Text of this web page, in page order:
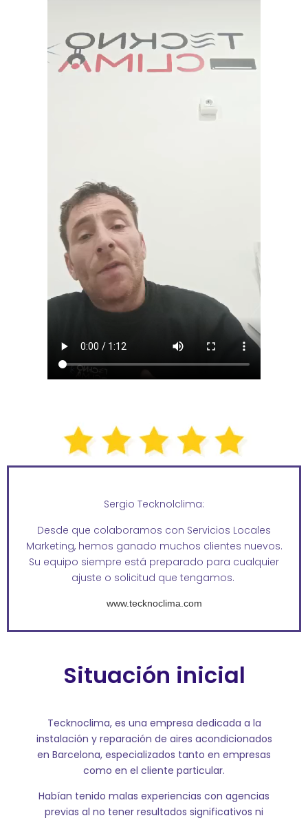
Sergio Tecknolclima:
Desde que colaboramos con Servicios Locales
Marketing, hemos ganado muchos clientes nuevos.
Su equipo siempre está preparado para cualquier
ajuste o solicitud que tengamos.
www.tecknoclima.com
Situación inicial
Tecknoclima, es una empresa dedicada a la
instalación y reparación de aires acondicionados
en Barcelona, especializados tanto en empresas
como en el cliente particular.
Habían tenido malas experiencias con agencias
previas al no tener resultados significativos ni